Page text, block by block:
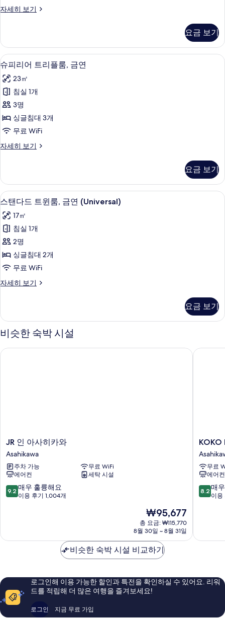
금
사
진
모
두
보
기
자세히 보기
디
리
플
룸,
금
연
자
세
히
보
기
요금 보기
슈
피
리
어
트
리
룸,
연
사
진
모
두
보
기
슈피리어 트리플룸, 금연 | 책상, 암막
9
슈피리어 트리플룸, 금연
23㎡
침실 1개
3명
싱글침대 3개
무료 WiFi
자세히 보기
슈
트
리
플
금
연
자
세
히
보
기
요금 보기
스
탠
다
드
트
윈
금
(Universal)
진
모
스탠다드 트윈룸, 금연 (Universal) | 책
6
스탠다드 트윈룸, 금연 (Universal)
17㎡
침실 1개
2명
싱글침대 2개
무료 WiFi
자세히 보기
스
트
윈
룸,
연
요금 보기
비슷한 숙박 시설
JR
인
아
사
히
카
와
JR 인 아사히카와
Asahikawa
주차 가능
무료 WiFi
에어컨
세탁 시설
10
점
점,
륭
요,
이
9.2 매우 훌륭해요
이용 후기 1,004개
현
재
요
₩95,677
₩95,677
총 요금: ₩115,770
8월 30일 ~ 8월 31일
JR 인 아사히카와
KOKO
HOTEL
아
사
히
카
와
KOKO
무료
에어컨
10
점
점,
아
요,
8.2 매
이용
KOKO
비슷한 숙박 시설 비교하기
로그인해 이용 가능한 할인과 특전을 확인하실 수 있어요. 리워
드를 적립해 더 많은 여행을 즐겨보세요!
로그인 지금 무료 가입